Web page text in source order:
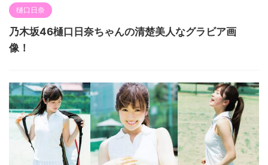
樋口日奈
乃木坂46樋口日奈ちゃんの清楚美人なグラビア画
像！